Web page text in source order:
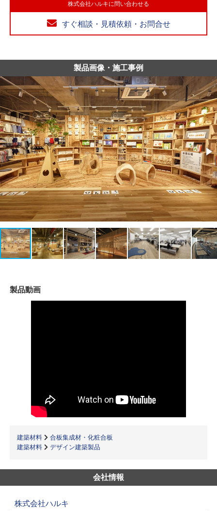
株式会社ハルキに問い合わせる
すぐ相談・見積依頼・お問合せ
製品画像・施工事例
製品動画
建築材料
合板集成材・化粧合板
建築材料
デザイン建築製品
会社情報
株式会社ハルキ